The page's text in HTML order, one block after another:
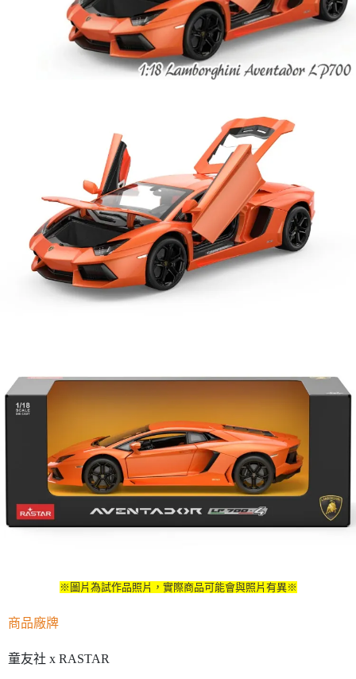
※圖片為試作品照片，實際商品可能會與照片有異※
商品廠牌
童友社 x RASTAR